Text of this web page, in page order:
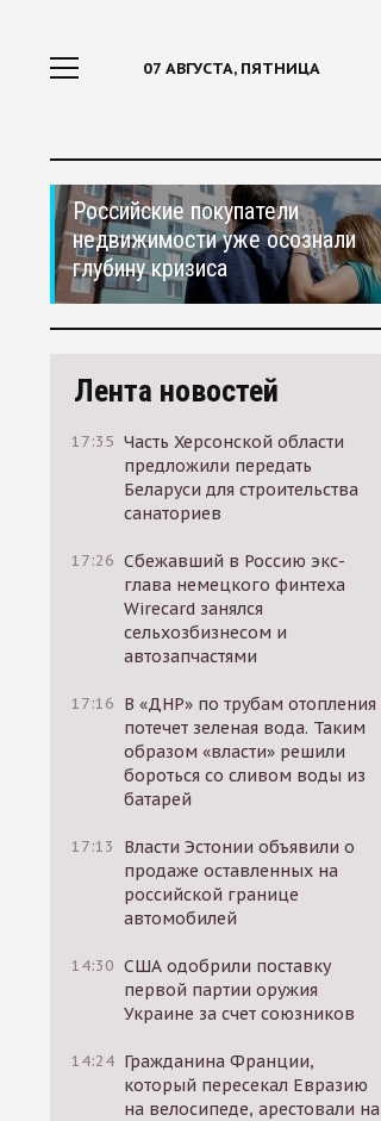
07 АВГУСТА, ПЯТНИЦА
Российские покупатели
недвижимости уже осознали
глубину кризиса
Лента новостей
17:35 Часть Херсонской области
предложили передать
Беларуси для строительства
санаториев
17:26 Сбежавший в Россию экс-
глава немецкого финтеха
Wirecard занялся
сельхозбизнесом и
автозапчастями
17:16 В «ДНР» по трубам отопления
потечет зеленая вода. Таким
образом «власти» решили
бороться со сливом воды из
батарей
17:13
Власти Эстонии объявили о
продаже оставленных на
российской границе
автомобилей
14:30 США одобрили поставку
первой партии оружия
Украине за счет союзников
14:24 Гражданина Франции,
который пересекал Евразию
на велосипеде, арестовали на